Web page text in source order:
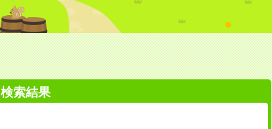
検索結果